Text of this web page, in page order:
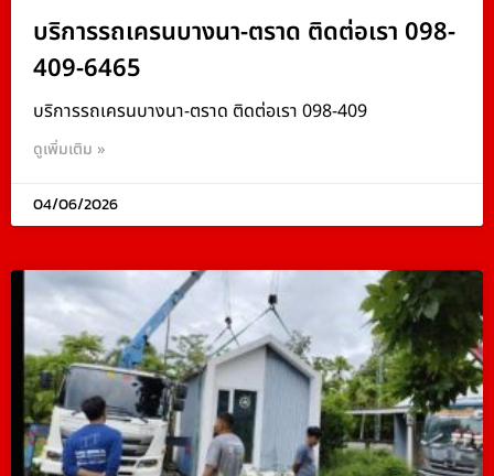
บริการรถเครนบางนา-ตราด ติดต่อเรา 098-
409-6465
บริการรถเครนบางนา-ตราด ติดต่อเรา 098-409
ดูเพิ่มเติม »
04/06/2026